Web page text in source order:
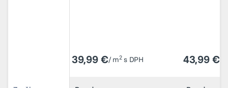
39,99 €/ m2s DPH 43,99 €/
39,99 €/ m2s DPH 43,99 €/